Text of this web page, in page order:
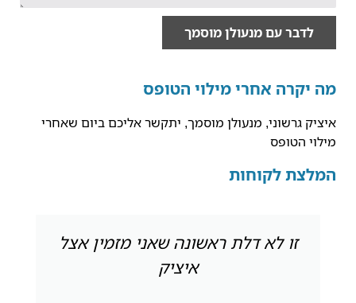
לדבר עם מנעולן מוסמך
מה יקרה אחרי מילוי הטופס
איציק גרשוני, מנעולן מוסמך, יתקשר אליכם ביום שאחרי
מילוי הטופס
המלצת לקוחות
זו לא דלת ראשונה שאני מזמין אצל
איציק